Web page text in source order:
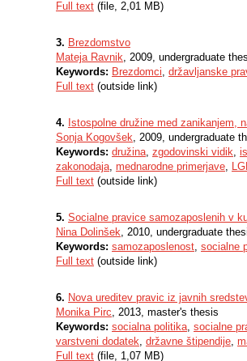
Full text (file, 2,01 MB)
3. Brezdomstvo
Mateja Ravnik, 2009, undergraduate
Keywords: Brezdomci, državljanske
Full text (outside link)
4. Istospolne družine med zanikanjem,
Sonja Kogovšek, 2009, undergraduate
Keywords: družina, zgodovinski vidik,
zakonodaja, mednarodne primerjave,
Full text (outside link)
5. Socialne pravice samozaposlenih v
Nina Dolinšek, 2010, undergraduate
Keywords: samozaposlenost, socialne
Full text (outside link)
6. Nova ureditev pravic iz javnih
Monika Pirc, 2013, master's thesis
Keywords: socialna politika, socialne
varstveni dodatek, državne štipendije,
Full text (file, 1,07 MB)